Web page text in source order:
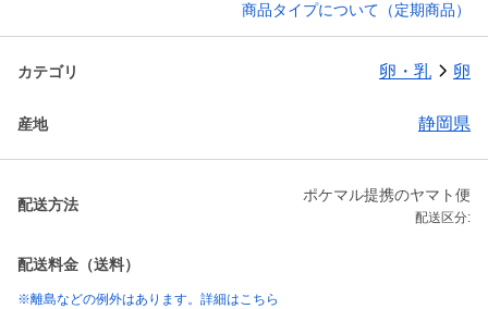
商品タイプについて（定期商品）
カテゴリ 卵・乳 卵
産地 静岡県
配送方法
ポケマル提携のヤマト便
配送区分:
配送料金（送料）
※離島などの例外はあります。詳細はこちら